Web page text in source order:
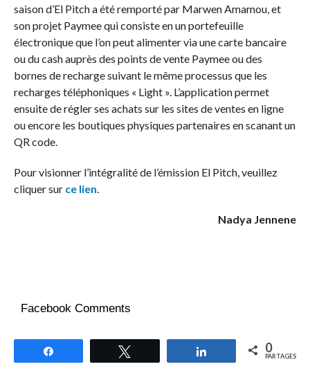
saison d’El Pitch a été remporté par Marwen Amamou, et
son projet Paymee qui consiste en un portefeuille
électronique que l’on peut alimenter via une carte bancaire
ou du cash auprès des points de vente Paymee ou des
bornes de recharge suivant le même processus que les
recharges téléphoniques « Light ». L’application permet
ensuite de régler ses achats sur les sites de ventes en ligne
ou encore les boutiques physiques partenaires en scanant un
QR code.
Pour visionner l’intégralité de l’émission El Pitch, veuillez
cliquer sur ce lien.
Nadya Jennene
Facebook Comments
Partagez 0
PARTAGES